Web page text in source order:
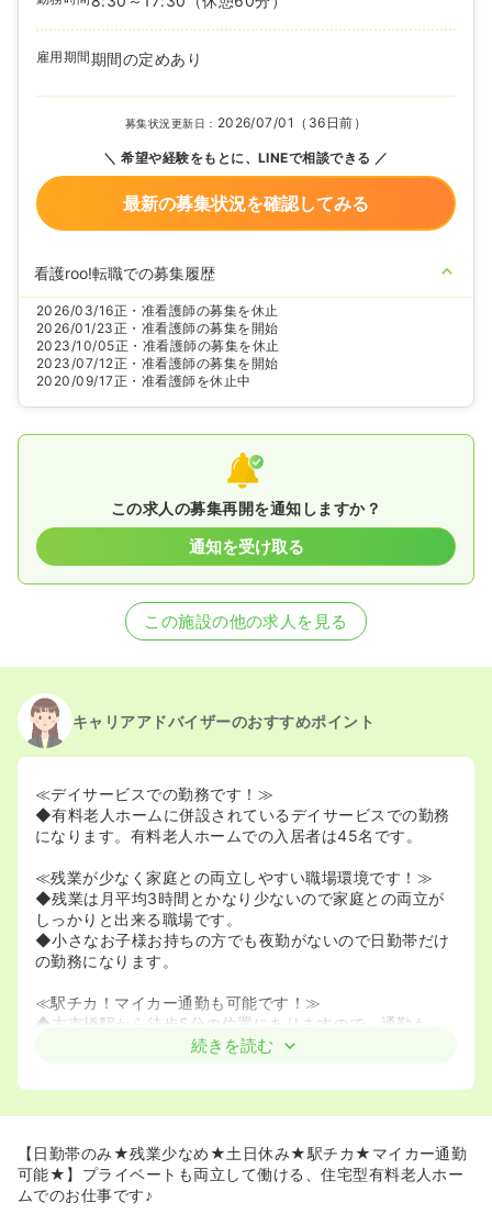
雇用期間期間の定めあり
募集状況更新日： 2026/07/01（36日前）
希望や経験をもとに、LINEで相談できる
最新の募集状況を確認してみる
看護roo!転職での募集履歴
2026/03/16正・准看護師の募集を休止
2026/01/23正・准看護師の募集を開始
2023/10/05正・准看護師の募集を休止
2023/07/12正・准看護師の募集を開始
2020/09/17正・准看護師を休止中
この求人の募集再開を通知しますか？
通知を受け取る
この施設の他の求人を見る
キャリアアドバイザーのおすすめポイント
≪デイサービスでの勤務です！≫
◆有料老人ホームに併設されているデイサービスでの勤務
になります。有料老人ホームでの入居者は45名です。
≪残業が少なく家庭との両立しやすい職場環境です！≫
◆残業は月平均3時間とかなり少ないので家庭との両立が
しっかりと出来る職場です。
◆小さなお子様お持ちの方でも夜勤がないので日勤帯だけ
の勤務になります。
≪駅チカ！マイカー通勤も可能です！≫
◆古市橋駅から徒歩5分の位置にありますので、通勤も
うことが出来ます！
続きを読む
【日勤帯のみ★残業少なめ★土日休み★駅チカ★マイカー通勤
可能★】プライベートも両立して働ける、住宅型有料老人ホー
ムでのお仕事です♪